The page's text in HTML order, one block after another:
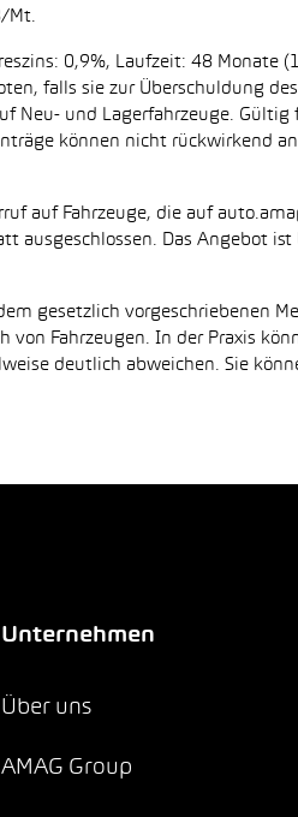
Mt.
0,9%, Laufzeit: 48 Monate
falls sie zur Überschuldung
Neu- und Lagerfahrzeuge.
können nicht rückwirkend
auf Fahrzeuge, die auf
Das Angebot ist
gesetzlich vorgeschriebenen
Fahrzeugen. In der Praxis
deutlich abweichen. Sie
Unternehmen
Über uns
AMAG Group